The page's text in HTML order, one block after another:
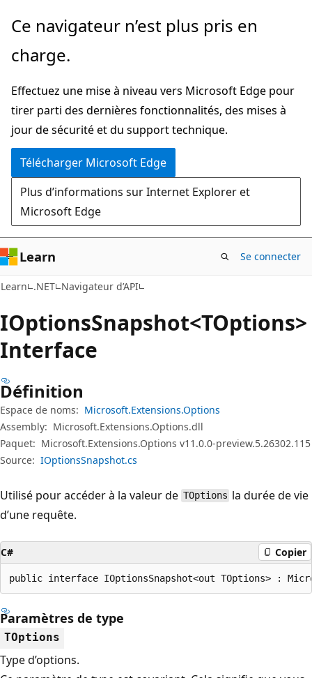
Passer
directement
au
principal
Passer
la
dans
la
page
Ce navigateur n’est plus pris en
charge.
Effectuez une mise à niveau vers Microsoft Edge pour
tirer parti des dernières fonctionnalités, des mises à
jour de sécurité et du support technique.
Télécharger Microsoft Edge
Plus d’informations sur Internet Explorer et
Microsoft Edge
Learn Se connecter
Learn .NET Navigateur d’API
IOptionsSnapshot<TOptions>
Interface
Définition
Espace de noms: Microsoft.Extensions.Options
Assembly: Microsoft.Extensions.Options.dll
Paquet: Microsoft.Extensions.Options v11.0.0-preview.5.26302.115
Source: IOptionsSnapshot.cs
Utilisé pour accéder à la valeur de TOptions la durée de vie
d’une requête.
C# Copier
public interface IOptionsSnapshot<out TOptions> :
Paramètres de type
TOptions
Type d’options.